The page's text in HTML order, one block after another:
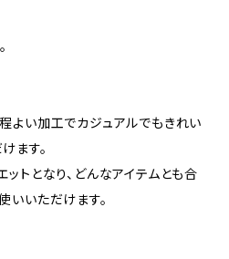
よい加工でカジュアルでもきれい
ます。
トとなり、どんなアイテムとも合
いいただけます。